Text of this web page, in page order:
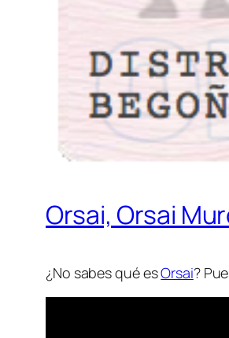
Orsai, Orsai
¿No sabes qué esOrsai?